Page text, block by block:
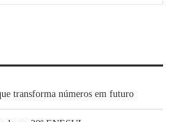
transforma números em futuro